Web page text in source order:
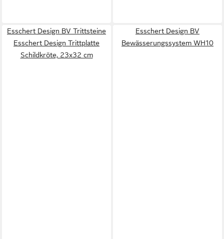
Esschert Design BV Trittsteine
Esschert Design Trittplatte
Schildkröte, 23x32 cm
Esschert Design BV
Bewässerungssystem WH10